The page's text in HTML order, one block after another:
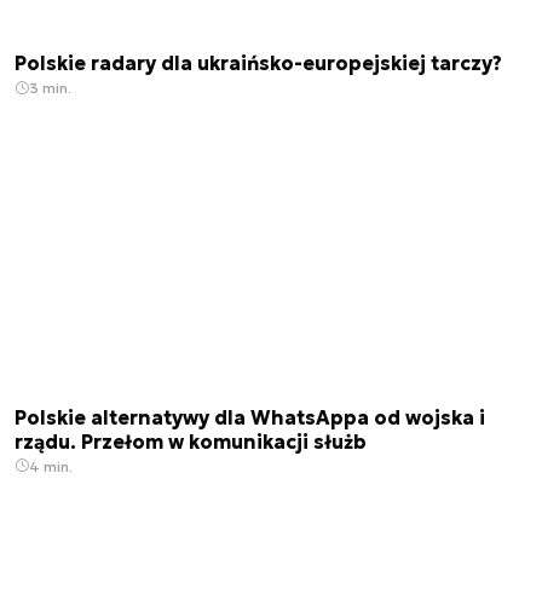
Polskie radary dla ukraińsko-europejskiej tarczy?
3 min.
Polskie alternatywy dla WhatsAppa od wojska i
rządu. Przełom w komunikacji służb
4 min.